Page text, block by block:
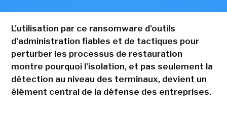
L'utilisation par ce ransomware d'outils
d'administration fiables et de tactiques pour
perturber les processus de restauration
montre pourquoi l'isolation, et pas seulement la
détection au niveau des terminaux, devient un
élément central de la défense des entreprises.